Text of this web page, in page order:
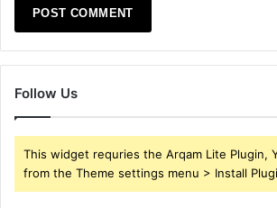
Follow Us
This widget requries the Arqam Lite Plugin,
from the Theme settings menu > Install